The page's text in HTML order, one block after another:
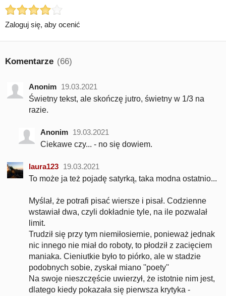
Zaloguj się, aby ocenić
Komentarze (66)
Anonim 19.03.2021
Świetny tekst, ale skończę jutro, świetny w 1/3 na
razie.
Anonim 19.03.2021
Ciekawe czy... - no się dowiem.
laura123 19.03.2021
To może ja też pojadę satyrką, taka modna ostatnio...
Myślał, że potrafi pisać wiersze i pisał. Codzienne
wstawiał dwa, czyli dokładnie tyle, na ile pozwalał
limit.
Trudził się przy tym niemiłosiernie, ponieważ jednak
nic innego nie miał do roboty, to płodził z zacięciem
maniaka. Cieniutkie było to piórko, ale w stadzie
podobnych sobie, zyskał miano ''poety''
Na swoje nieszczęście uwierzył, że istotnie nim jest,
dlatego kiedy pokazała się pierwsza krytyka -